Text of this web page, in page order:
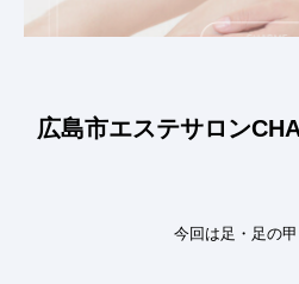
広島市エステサロン
今回は足・足の